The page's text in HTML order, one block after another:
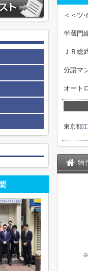
＜＜ツ
半蔵門
ＪＲ総
分譲マ
オート
東京都
物
※